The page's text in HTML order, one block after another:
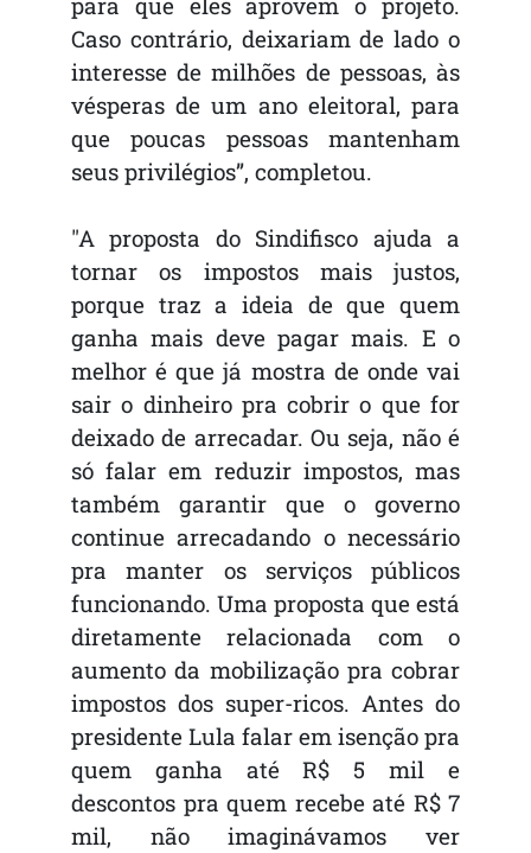
Caso contrário, deixariam de lado o
interesse de milhões de pessoas, às
vésperas de um ano eleitoral, para
que poucas pessoas mantenham
seus privilégios”, completou.
"A proposta do Sindifisco ajuda a
tornar os impostos mais justos,
porque traz a ideia de que quem
ganha mais deve pagar mais. E o
melhor é que já mostra de onde vai
sair o dinheiro pra cobrir o que for
deixado de arrecadar. Ou seja, não é
só falar em reduzir impostos, mas
também garantir que o governo
continue arrecadando o necessário
pra manter os serviços públicos
funcionando. Uma proposta que está
diretamente relacionada com o
aumento da mobilização pra cobrar
impostos dos super-ricos. Antes do
presidente Lula falar em isenção pra
quem ganha até R$ 5 mil e
descontos pra quem recebe até R$ 7
mil, não imaginávamos ver